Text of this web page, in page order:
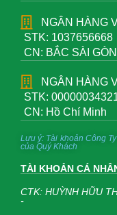
NGÂN HÀNG
STK: 1037656668
CN: BẮC SÀI GÒN
NGÂN HÀNG
STK:
CN: Hồ Chí Minh
Lưu ý: Tài khoản Công
của Quý Khách
TÀI KHOẢN CÁ
CTK: HUỲNH HỮU
-